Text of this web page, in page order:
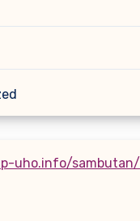
uho.info/sambutan/